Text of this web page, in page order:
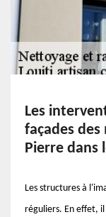
Les
façades des
Pierre dans
Les structures à
réguliers. En effet,